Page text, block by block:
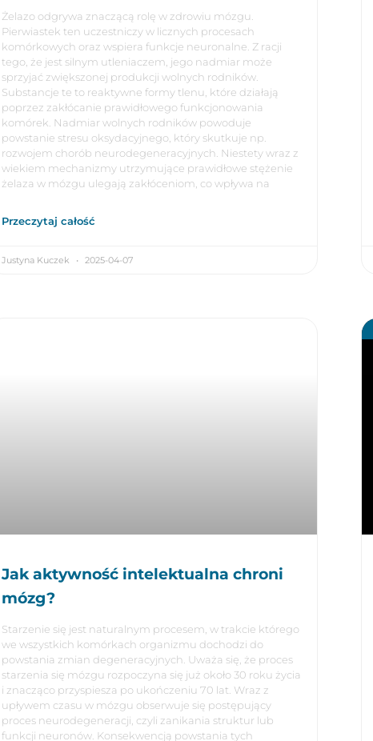
Żelazo odgrywa znaczącą rolę w zdrowiu mózgu.
Pierwiastek ten uczestniczy w licznych procesach
komórkowych oraz wspiera funkcje neuronalne. Z racji
tego, że jest silnym utleniaczem, jego nadmiar może
sprzyjać zwiększonej produkcji wolnych rodników.
Substancje te to reaktywne formy tlenu, które działają
poprzez zakłócanie prawidłowego funkcjonowania
komórek. Nadmiar wolnych rodników powoduje
powstanie stresu oksydacyjnego, który skutkuje np.
rozwojem chorób neurodegeneracyjnych. Niestety wraz z
wiekiem mechanizmy utrzymujące prawidłowe stężenie
żelaza w mózgu ulegają zakłóceniom, co wpływa na
Przeczytaj całość
Justyna Kuczek 2025-04-07
Jak aktywność intelektualna chroni
mózg?
Starzenie się jest naturalnym procesem, w trakcie którego
we wszystkich komórkach organizmu dochodzi do
powstania zmian degeneracyjnych. Uważa się, że proces
starzenia się mózgu rozpoczyna się już około 30 roku życia
i znacząco przyspiesza po ukończeniu 70 lat. Wraz z
upływem czasu w mózgu obserwuje się postępujący
proces neurodegeneracji, czyli zanikania struktur lub
funkcji neuronów. Konsekwencją powstania tych